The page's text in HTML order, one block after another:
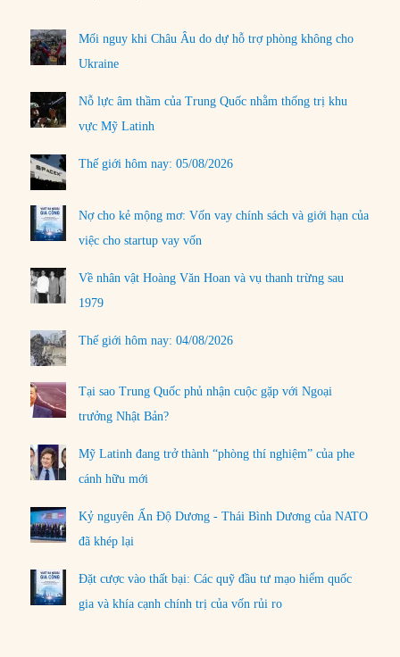
Mối nguy khi Châu Âu do dự hỗ trợ phòng không cho
Ukraine
Nỗ lực âm thầm của Trung Quốc nhằm thống trị khu
vực Mỹ Latinh
Thế giới hôm nay: 05/08/2026
Nợ cho kẻ mộng mơ: Vốn vay chính sách và giới hạn của
việc cho startup vay vốn
Về nhân vật Hoàng Văn Hoan và vụ thanh trừng sau
1979
Thế giới hôm nay: 04/08/2026
Tại sao Trung Quốc phủ nhận cuộc gặp với Ngoại
trưởng Nhật Bản?
Mỹ Latinh đang trở thành “phòng thí nghiệm” của phe
cánh hữu mới
Kỷ nguyên Ấn Độ Dương - Thái Bình Dương của NATO
đã khép lại
Đặt cược vào thất bại: Các quỹ đầu tư mạo hiểm quốc
gia và khía cạnh chính trị của vốn rủi ro